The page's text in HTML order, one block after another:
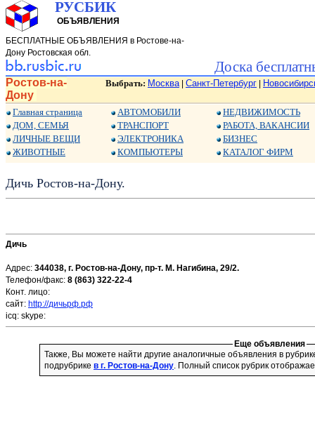
РУСБИК
ОБЪЯВЛЕНИЯ
БЕСПЛАТНЫЕ ОБЪЯВЛЕНИЯ в Ростове-на-
Дону Ростовская обл.
Доска
Ростов-на-
Дону
Выбрать: Москва| Санкт-Петербург
Главная страница
ДОМ, СЕМЬЯ
ЛИЧНЫЕ ВЕЩИ
ЖИВОТНЫЕ
АВТОМОБИЛИ
ТРАНСПОРТ
ЭЛЕКТРОНИКА
КОМПЬЮТЕРЫ
НЕДВИЖИМОСТЬ
РАБОТА, ВАКАНСИИ
БИЗНЕС
КАТАЛОГ ФИРМ
Дичь Ростов-на-Дону.
Дичь
Адрес: 344038, г. Ростов-на-Дону, пр-т. М. Нагибина, 29/2.
Телефон/факс: 8 (863) 322-22-4
Конт. лицо:
сайт: http://дичьрф.рф
icq: skype:
Еще объявления
Также, Вы можете найти другие аналогичные объявления в
подрубрике в г. Ростов-на-Дону. Полный список рубрик